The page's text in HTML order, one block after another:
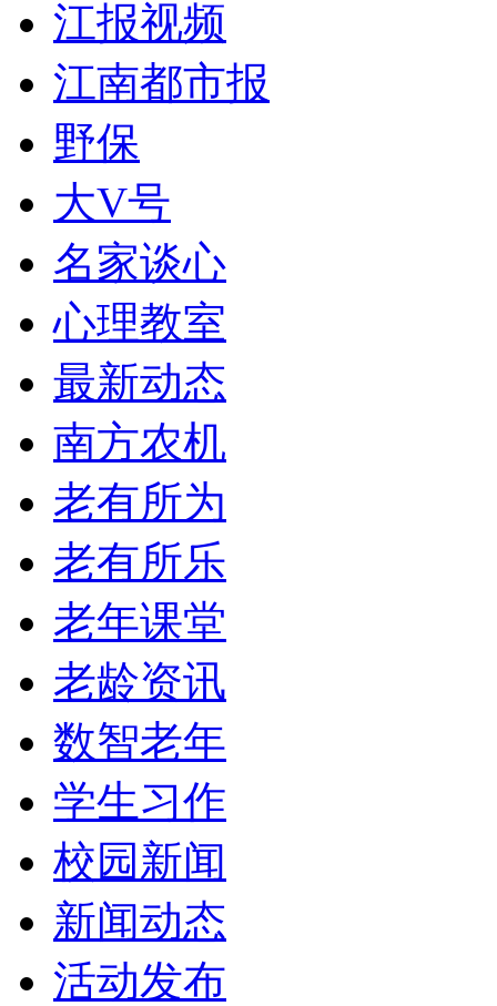
江报视频
江南都市报
野保
大V号
名家谈心
心理教室
最新动态
南方农机
老有所为
老有所乐
老年课堂
老龄资讯
数智老年
学生习作
校园新闻
新闻动态
活动发布